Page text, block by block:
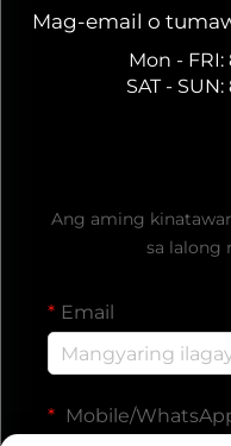
Mag-email o
Mon - FRI:
SAT -
Ang aming
sa lalong
Email
Mobile/